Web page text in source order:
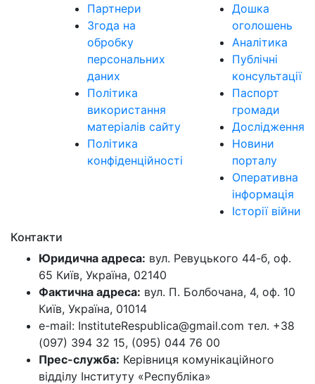
Партнери
Згода на
обробку
персональних
даних
Політика
використання
матеріалів сайту
Політика
конфіденційності
Дошка
оголошень
Аналітика
Публічні
консультації
Паспорт
громади
Дослідження
Новини
порталу
Оперативна
інформація
Історії війни
Контакти
Юридична адреса: вул. Ревуцького 44-б, оф.
65 Київ, Україна, 02140
Фактична адреса: вул. П. Болбочана, 4, оф. 10
Київ, Україна, 01014
e-mail: InstituteRespublica@gmail.com тел. +38
(097) 394 32 15, (095) 044 76 00
Прес-служба: Керівниця комунікаційного
відділу Інституту «Республіка»